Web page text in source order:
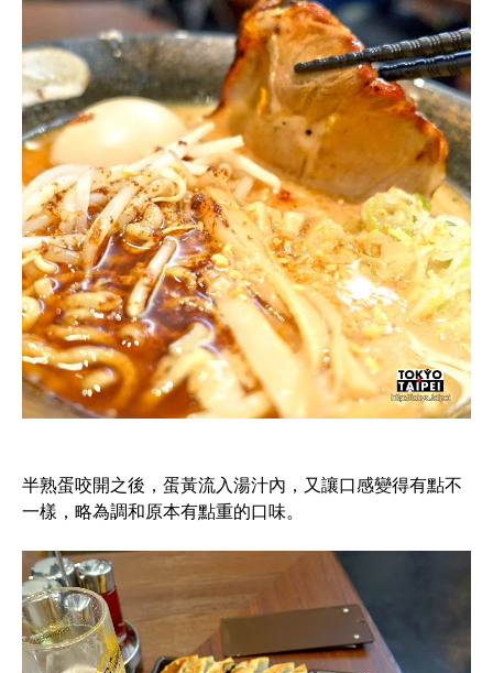
半熟蛋咬開之後，蛋黃流入湯汁內，又讓口感變得有點不
一樣，略為調和原本有點重的口味。